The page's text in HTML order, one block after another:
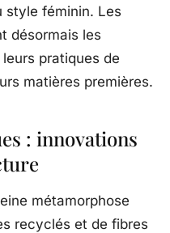
style féminin. Les
désormais les
pratiques de
matières premières.
: innovations
métamorphose
recyclés et de fibres